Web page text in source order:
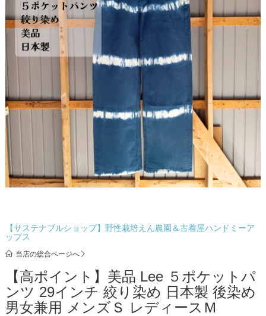
【サステナブルショップ】野性栽培えん農園＆古着屋ハンドミーア
ップス
当店の総合ページへ
【高ポイント】美品 Lee ５ポケットパ
ンツ 29インチ 絞り染め 日本製 後染め
男女兼用 メンズＳ レディースＭ